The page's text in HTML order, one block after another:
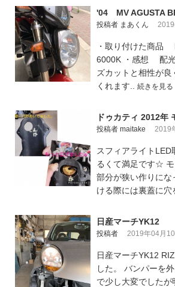
'04 MV AGUSTA
投稿者 まあくん
・取り付けた商
6000K ・感想 配光
ズカットと相性が
くれます.. 続きを見る
ドゥカティ 2012年
投稿者 maitake 2019
スフィアライトLED
るくて満足です☆
部分が狭い作りに
ける際には裏蓋に穴
日産マーチYK12
投稿者 2019年04月10
日産マーチYK12
した。 バンパーを
で少し大変でしたが